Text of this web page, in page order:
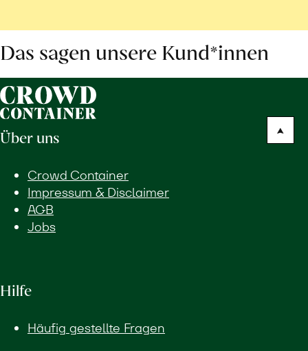
Das sagen unsere Kund*innen
Über uns
Crowd Container
Impressum & Disclaimer
AGB
Jobs
Hilfe
Häufig gestellte Fragen